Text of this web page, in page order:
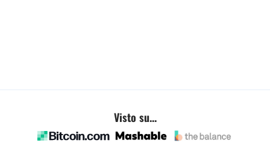
Visto su...